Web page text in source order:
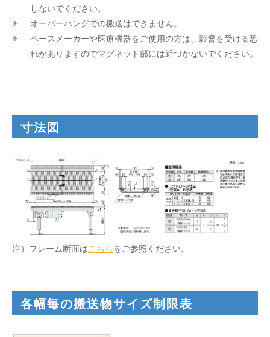
しないでください。
オーバーハングでの搬送はできません。
ペースメーカーや医療機器をご使用の方は、影響を受ける恐
れがありますのでマグネット部には近づかないでください。
寸法図
注）フレーム断面はこちらをご参照ください。
各幅毎の搬送物サイズ制限表